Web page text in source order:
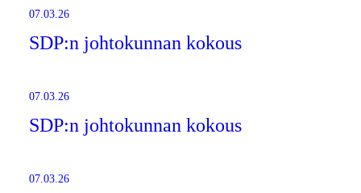
07.03.26
SDP:n johtokunnan kokous
07.03.26
SDP:n johtokunnan kokous
07.03.26